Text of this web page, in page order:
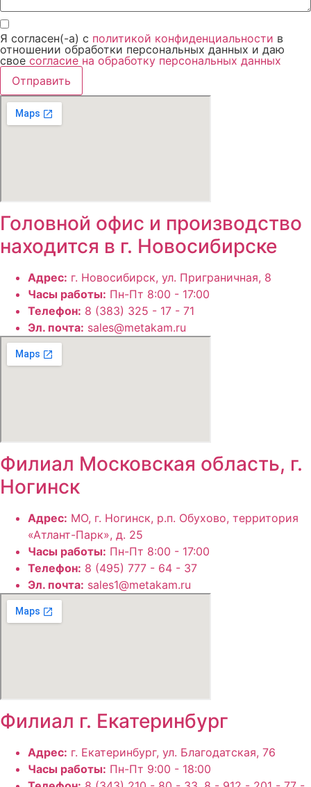
Я согласен(-а) с политикой конфиденциальности в
отношении обработки персональных данных и даю
свое согласие на обработку персональных данных
Отправить
Головной офис и производство
находится в г. Новосибирске
Адрес: г. Новосибирск, ул. Приграничная, 8
Часы работы: Пн-Пт 8:00 - 17:00
Телефон: 8 (383) 325 - 17 - 71
Эл. почта: sales@metakam.ru
Филиал Московская область, г.
Ногинск
Адрес: МО, г. Ногинск, р.п. Обухово, территория
«Атлант-Парк», д. 25
Часы работы: Пн-Пт 8:00 - 17:00
Телефон: 8 (495) 777 - 64 - 37
Эл. почта: sales1@metakam.ru
Филиал г. Екатеринбург
Адрес: г. Екатеринбург, ул. Благодатская, 76
Часы работы: Пн-Пт 9:00 - 18:00